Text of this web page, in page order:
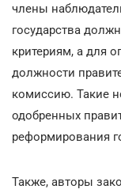
члены
государства
критериям, а для
должности
комиссию. Такие
одобренных
реформирования
Также, авторы